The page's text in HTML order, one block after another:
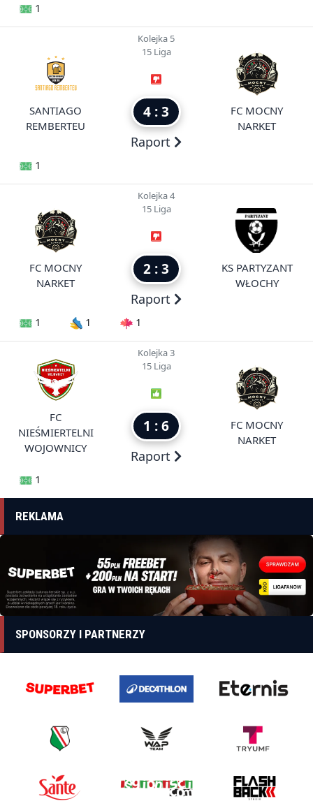
1
SANTIAGO
REMBERTEU
Kolejka 5
15 Liga
4 : 3
Raport
FC MOCNY
NARKET
1
FC MOCNY
NARKET
Kolejka 4
15 Liga
2 : 3
Raport
KS PARTYZANT
WŁOCHY
1 1 1
FC
NIEŚMIERTELNI
WOJOWNICY
Kolejka 3
15 Liga
1 : 6
Raport
FC MOCNY
NARKET
1
REKLAMA
SPONSORZY I PARTNERZY